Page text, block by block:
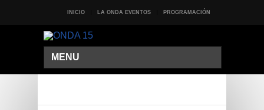
INICIO LA ONDA EVENTOS PROGRAMACIÓN
MENU